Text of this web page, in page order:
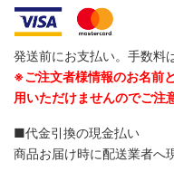
発送前にお支払い。手数料
※ご注文者様情報のお名前
用いただけませんのでご注
■代金引換の現金払い
商品お届け時に配送業者へ